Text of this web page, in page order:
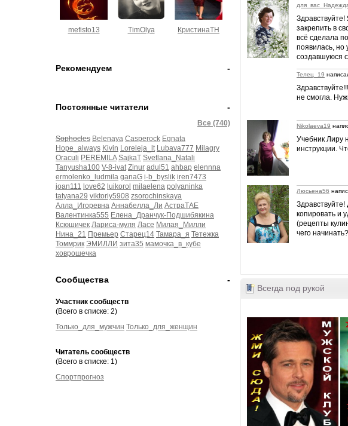
mefisto13 TimOlya КристинаТН
-
Рекомендуем
-
Постоянные читатели
Все (740)
Sophocles Belenaya Casperock Egnata
Hope_always Kivin Loreleja_lt Lubava777 Milagry
Oraculi PEREMILA SajkaT Svetlana_Natali
Tanyusha100 V-8-ivat Zinur adul51 ahbap elennna
ermolenko_ludmila ganaG i-b_byslik iren7473
joan111 love62 luikorol milaelena polyaninka
tatyana29 viktoriy5908 zsorochinskaya
Алла_Игоревна Аннабелла_Ли АстраТАЕ
Валентинка555 Елена_Дранчук-Подшибякина
Ксюшичек Лариса-муля Ласе Милая_Милли
Нина_21 Премьер Старец14 Тамара_я Тетежка
Томмрик ЭМИЛЛИ зита35 мамочка_в_кубе
ховрошечка
-
Сообщества
Участник сообществ
(Всего в списке: 2)
Только_для_мужчин Только_для_женщин
Читатель сообществ
(Всего в списке: 1)
Спортпрогноз
закрепить в
всё сделала
появилась, но
создавшуюся
Телец_19
не смогла.
Nikolaeva19
Учебник Лиру
инструкции.
Люсьена56
копировать и
(рецепты
чего
Всегда под рукой